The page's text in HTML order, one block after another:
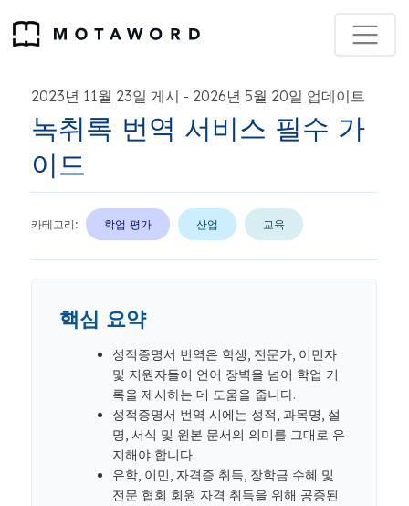
2023년 11월 23일 게시 - 2026년 5월 20일 업데이트
녹취록 번역 서비스 필수 가
이드
카테고리: 학업 평가 산업 교육
핵심 요약
성적증명서 번역은 학생, 전문가, 이민자
및 지원자들이 언어 장벽을 넘어 학업 기
록을 제시하는 데 도움을 줍니다.
성적증명서 번역 시에는 성적, 과목명, 설
명, 서식 및 원본 문서의 의미를 그대로 유
지해야 합니다.
유학, 이민, 자격증 취득, 장학금 수혜 및
전문 협회 회원 자격 취득을 위해 공증된